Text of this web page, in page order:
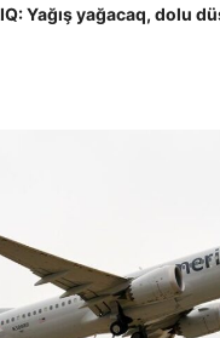
Yağış yağacaq, dolu